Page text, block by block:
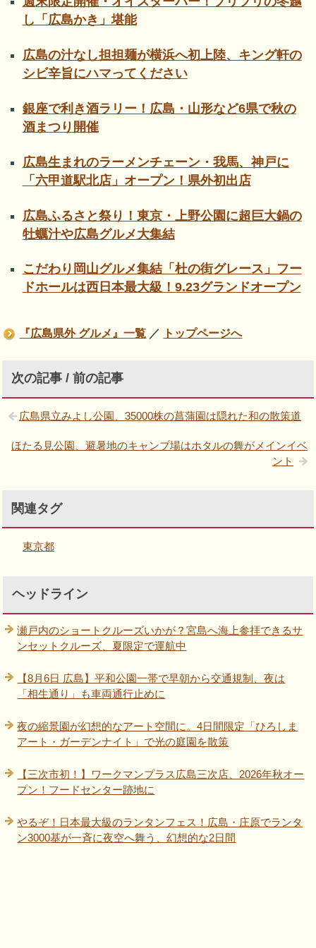
し「広島かき」堪能
広島の汁なし担担麺が横浜へ初上陸、キング軒の
シビ辛旨にハマってください
銀座で利き酒ラリー！広島・山形など6県で秋の
酒まつり開催
広島生まれのラーメンチェーン・我馬、神戸に
「六甲道駅北店」オープン！県外初出店
広島ふるさと祭り！東京・上野公園に超巨大鍋の
牡蠣汁や広島グルメ大集結
こだわり岡山グルメ集結「杜の街グレース」フー
ドホールは西日本最大級！9.23グランドオープン
『広島県外 グルメ』一覧 ／ トップページへ
次の記事 / 前の記事
広島県立みよし公園、35000株の菖蒲園は隠れた和の散策道
ほたる見公園、避暑地のキャンプ場はホタルの舞がメインイベ
ント
関連タグ
東京都
ヘッドライン
瀬戸内のショートクルーズいかが？宮島へ海上参拝できるサ
ンセットクルーズ、夏限定で運航中
【8月6日 広島】平和公園一帯で早朝から交通規制、夜は
「相生通り」も車両通行止めに
夜の縮景園が幻想的なアート空間に。4日間限定「ひろしま
アート・ガーデンナイト」で光の庭園を散策
【三次市初！】ワークマンプラス広島三次店、2026年秋オー
プン！フードセンター跡地に
やるぞ！日本最大級のランタンフェス！広島・庄原でランタ
ン3000基が一斉に夜空へ舞う、幻想的な2日間